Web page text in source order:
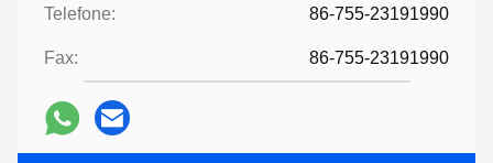
Telefone: 86-755-23191990
Fax: 86-755-23191990